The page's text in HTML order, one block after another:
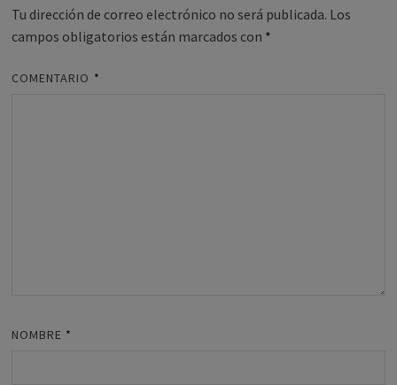
Tu dirección de correo electrónico no será publicada. Los
campos obligatorios están marcados con *
COMENTARIO *
NOMBRE *